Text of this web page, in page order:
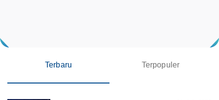
Terbaru Terpopuler